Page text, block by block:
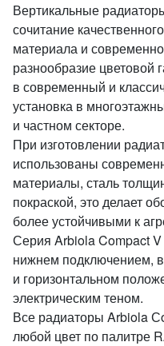
Вертикальные
сочитание качественного
материала и
разнообразие цветовой
в современный и
установка в
и частном секторе.
При изготовлении
использованы
материалы, сталь
покраской, это делает
более устойчивыми к
Серия Arbiola Compact
нижнем подключением,
и горизонтальном
электрическим теном.
Все радиаторы Arbiola
любой цвет по палитре